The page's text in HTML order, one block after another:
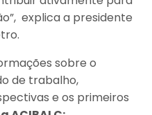
explica a presidente
sobre o
de trabalho,
e os primeiros